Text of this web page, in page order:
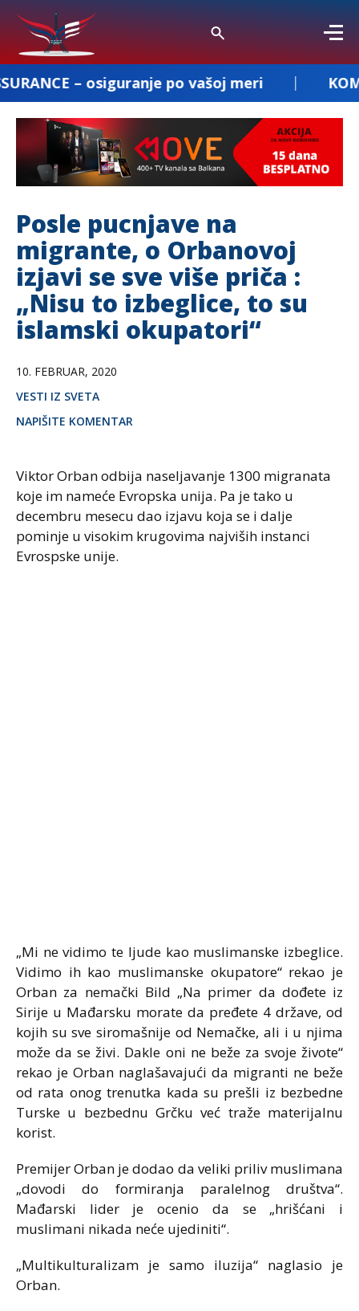
osiguranje po vašoj meri KOMBI
Posle pucnjave na
migrante, o Orbanovoj
izjavi se sve više priča :
„Nisu to izbeglice, to su
islamski okupatori“
10. FEBRUAR, 2020
VESTI IZ SVETA
NAPIŠITE KOMENTAR
Viktor Orban odbija naseljavanje 1300 migranata
koje im nameće Evropska unija. Pa je tako u
decembru mesecu dao izjavu koja se i dalje
pominje u visokim krugovima najviših instanci
Evrospske unije.
„Mi ne vidimo te ljude kao muslimanske izbeglice.
Vidimo ih kao muslimanske okupatore“ rekao je
Orban za nemački Bild „Na primer da dođete iz
Sirije u Mađarsku morate da pređete 4 države, od
kojih su sve siromašnije od Nemačke, ali i u njima
može da se živi. Dakle oni ne beže za svoje živote“
rekao je Orban naglašavajući da migranti ne beže
od rata onog trenutka kada su prešli iz bezbedne
Turske u bezbednu Grčku već traže materijalnu
korist.
Premijer Orban je dodao da veliki priliv muslimana
„dovodi do formiranja paralelnog društva“.
Mađarski lider je ocenio da se „hrišćani i
muslimani nikada neće ujediniti“.
„Multikulturalizam je samo iluzija“ naglasio je
Orban.